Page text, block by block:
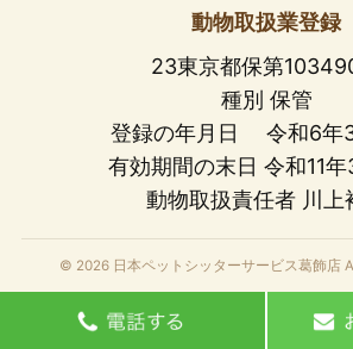
動物取扱業登録
23東京都保第
種別 保管
登録の年月日 令和6年3
有効期間の末日 令和11年
動物取扱責任者 川上
© 2026 日本ペットシッターサービス葛飾店